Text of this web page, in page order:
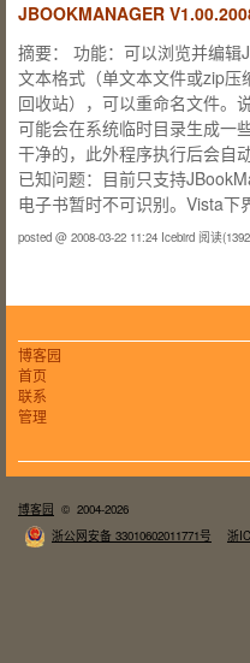
博客园
首页
联系
管理
JBOOKMANAGER
摘要： 功能：可以浏览并编
文本格式（单文本文件或zip
回收站），可以重命名文件。
可能会在系统临时目录生成一
干净的，此外程序执行后会自
已知问题：目前只支持
电子书暂时不可识别。Vista下
posted @ 2008-03-22 11:24 Icebird 阅读
博客园 © 2004-2026
浙公网安备 33010602011771号
浙